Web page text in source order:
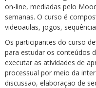
on-line, mediadas pelo
semanas. O curso é
videoaulas, jogos,
Os participantes do curso
para estudar os conteúdos
executar as atividades de
processual por meio da
discussão, elaboração de